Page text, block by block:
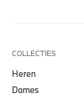
COLLECTIES
Heren
Dames